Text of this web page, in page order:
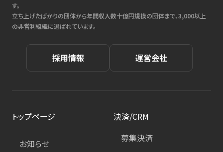
す。
立ち上げたばかりの団体から年間収入数十億円規模の団体まで、3,000以上
の非営利組織に選ばれています。
採用情報 運営会社
トップページ
お知らせ
決済/CRM
募集決済